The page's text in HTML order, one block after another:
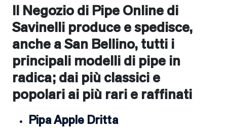
Il Negozio di Pipe Online di
Savinelli produce e spedisce,
anche aSan Bellino, tutti i
principali modelli di pipe in
radica; dai più classici e
popolari ai più rari e raffinati
Pipa Apple Dritta